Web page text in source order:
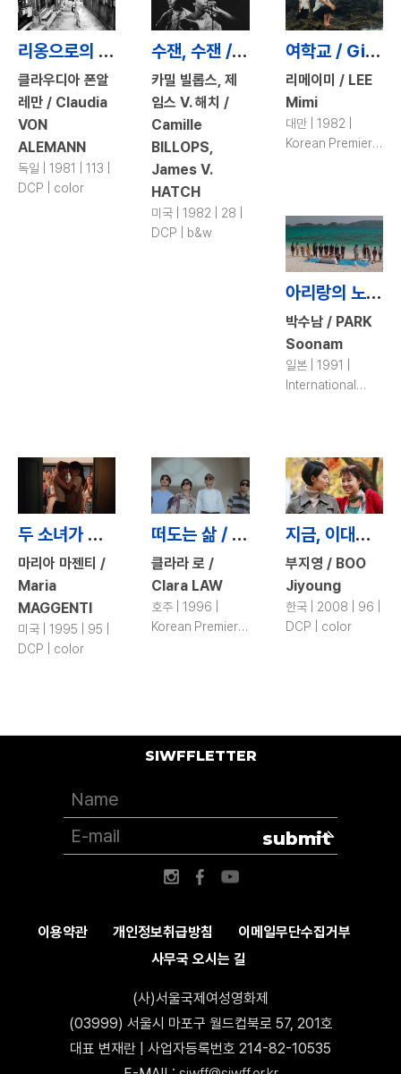
리옹으로의 여행 / Blind Spot
클라우디아 폰알
레만 / Claudia
VON
ALEMANN
독일 | 1981 | 113 |
DCP | color
수잰, 수잰 / Suzanne, Suzanne
카밀 빌롭스, 제
임스 V. 해치 /
Camille
BILLOPS,
James V.
HATCH
미국 | 1982 | 28 |
DCP | b&w
여학교 / Girl's School
리메이미 / LEE
Mimi
대만 | 1982 |
Korean Premiere
아리랑의 노래 - 오키나와의 증언 / Song of Arirang - Voices from Okinawa
박수남 / PARK
Soonam
일본 | 1991 |
International
두 소녀가 사랑에 빠진 믿을 수 없는 진짜 이야기 / The Incredibly True Adventure of Two Girls in Love
마리아 마젠티 /
Maria
MAGGENTI
미국 | 1995 | 95 |
DCP | color
떠도는 삶 / Floating Life
클라라 로 /
Clara LAW
호주 | 1996 |
Korean Premiere
지금, 이대로가 좋아요 / Sisters on the Road
부지영 / BOO
Jiyoung
한국 | 2008 | 96 |
DCP | color
이용약관 개인정보취급방침
이메일무단수집거부
사무국 오시는 길
(사)서울국제여성영화제
(03999) 서울시 마포구 월드컵북로 57, 201호
대표 변재란 | 사업자등록번호 214-82-10535
SIWFFLETTER
submit